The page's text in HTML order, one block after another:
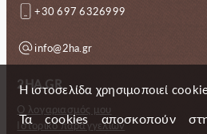
+30 697 6326999
info@2ha.gr
2HA.GR
Ο λογαριασμός μου
Ιστορικό παραγγελιών
Η ιστοσελίδα χρησιμοποιεί
Τα cookies αποσκοπούν